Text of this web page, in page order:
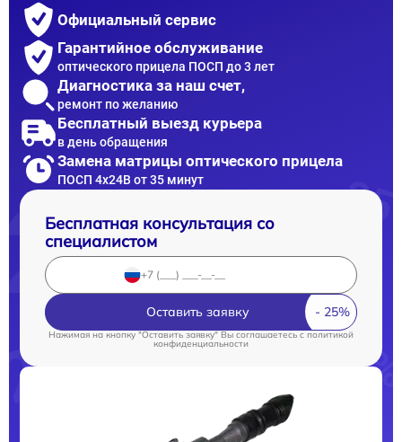
Официальный сервис
Гарантийное обслуживание
оптического прицела ПОСП до 3 лет
Диагностика за наш счет,
ремонт по желанию
Бесплатный выезд курьера
в день обращения
Замена матрицы оптического прицела
ПОСП 4x24B от 35 минут
Бесплатная консультация со
специалистом
Оставить заявку
Нажимая на кнопку "Оставить заявку" Вы соглашаетесь cполитикой
конфиденциальности